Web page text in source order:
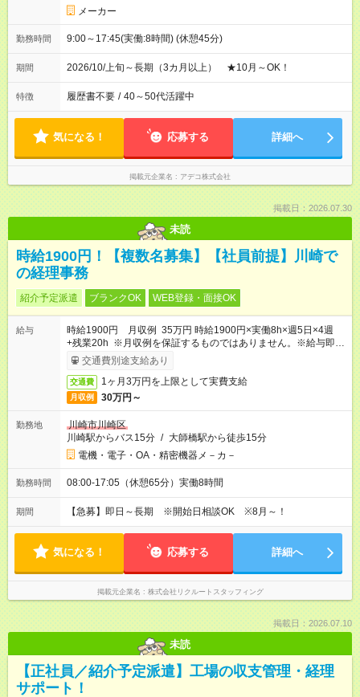
メーカー
勤務時間 9:00～17:45(実働:8時間) (休憩45分)
期間 2026/10/上旬～長期（3カ月以上） ★10月～OK！
特徴 履歴書不要 / 40～50代活躍中
気になる！ 応募する 詳細へ
掲載元企業名 アデコ株式会社
掲載日：2026.07.30
未読
時給1900円！【複数名募集】【社員前提】川崎で
の経理事務
紹介予定派遣 ブランクOK WEB登録・面接OK
給与
時給1900円 月収例 35万円 時給1900円×実働8h×週5日×4週
+残業20h ※月収例を保証するものではありません。※給与即受
取りサービス利用可（利用条件有）
交通費別途支給あり
交通費 1ヶ月3万円を上限として実費支給
月収例 30万円～
勤務地
川崎市川崎区
川崎駅からバス15分 / 大師橋駅から徒歩15分
電機・電子・OA・精密機器メ－カ－
勤務時間 08:00-17:05（休憩65分）実働8時間
期間 【急募】即日～長期 ※開始日相談OK ※8月～！
気になる！ 応募する 詳細へ
掲載元企業名 株式会社リクルートスタッフィング
掲載日：2026.07.10
未読
【正社員／紹介予定派遣】工場の収支管理・経理
サポート！